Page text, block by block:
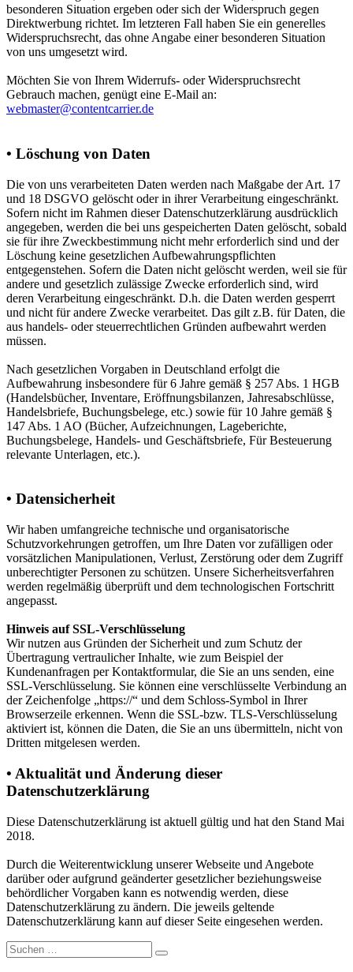
besonderen Situation ergeben oder sich der Widerspruch gegen
Direktwerbung richtet. Im letzteren Fall haben Sie ein generelles
Widerspruchsrecht, das ohne Angabe einer besonderen Situation
von uns umgesetzt wird.
Möchten Sie von Ihrem Widerrufs- oder Widerspruchsrecht
Gebrauch machen, genügt eine E-Mail an:
webmaster@contentcarrier.de
• Löschung von Daten
Die von uns verarbeiteten Daten werden nach Maßgabe der Art. 17
und 18 DSGVO gelöscht oder in ihrer Verarbeitung eingeschränkt.
Sofern nicht im Rahmen dieser Datenschutzerklärung ausdrücklich
angegeben, werden die bei uns gespeicherten Daten gelöscht, sobald
sie für ihre Zweckbestimmung nicht mehr erforderlich sind und der
Löschung keine gesetzlichen Aufbewahrungspflichten
entgegenstehen. Sofern die Daten nicht gelöscht werden, weil sie für
andere und gesetzlich zulässige Zwecke erforderlich sind, wird
deren Verarbeitung eingeschränkt. D.h. die Daten werden gesperrt
und nicht für andere Zwecke verarbeitet. Das gilt z.B. für Daten, die
aus handels- oder steuerrechtlichen Gründen aufbewahrt werden
müssen.
Nach gesetzlichen Vorgaben in Deutschland erfolgt die
Aufbewahrung insbesondere für 6 Jahre gemäß § 257 Abs. 1 HGB
(Handelsbücher, Inventare, Eröffnungsbilanzen, Jahresabschlüsse,
Handelsbriefe, Buchungsbelege, etc.) sowie für 10 Jahre gemäß §
147 Abs. 1 AO (Bücher, Aufzeichnungen, Lageberichte,
Buchungsbelege, Handels- und Geschäftsbriefe, Für Besteuerung
relevante Unterlagen, etc.).
• Datensicherheit
Wir haben umfangreiche technische und organisatorische
Schutzvorkehrungen getroffen, um Ihre Daten vor zufälligen oder
vorsätzlichen Manipulationen, Verlust, Zerstörung oder dem Zugriff
unberechtigter Personen zu schützen. Unsere Sicherheitsverfahren
werden regelmäßig überprüft und dem technologischen Fortschritt
angepasst.
Hinweis auf SSL-Verschlüsselung
Wir nutzen aus Gründen der Sicherheit und zum Schutz der
Übertragung vertraulicher Inhalte, wie zum Beispiel der
Kundenanfragen per Kontaktformular, die Sie an uns senden, eine
SSL-Verschlüsselung. Sie können eine verschlüsselte Verbindung an
der Zeichenfolge „https://“ und dem Schloss-Symbol in Ihrer
Browserzeile erkennen. Wenn die SSL-bzw. TLS-Verschlüsselung
aktiviert ist, können die Daten, die Sie an uns übermitteln, nicht von
Dritten mitgelesen werden.
• Aktualität und Änderung dieser
Datenschutzerklärung
Diese Datenschutzerklärung ist aktuell gültig und hat den Stand Mai
2018.
Durch die Weiterentwicklung unserer Webseite und Angebote
darüber oder aufgrund geänderter gesetzlicher beziehungsweise
behördlicher Vorgaben kann es notwendig werden, diese
Datenschutzerklärung zu ändern. Die jeweils geltende
Datenschutzerklärung kann auf dieser Seite eingesehen werden.